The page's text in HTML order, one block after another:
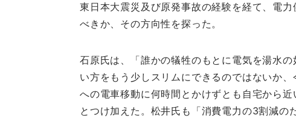
東日本大震災及び原発事故の経験を経て、電
べきか、その方向性を探った。
石原氏は、「誰かの犠牲のもとに電気を湯水
い方をもう少しスリムにできるのではないか
への電車移動に何時間とかけずとも自宅から
とつけ加えた。松井氏も「消費電力の3割減